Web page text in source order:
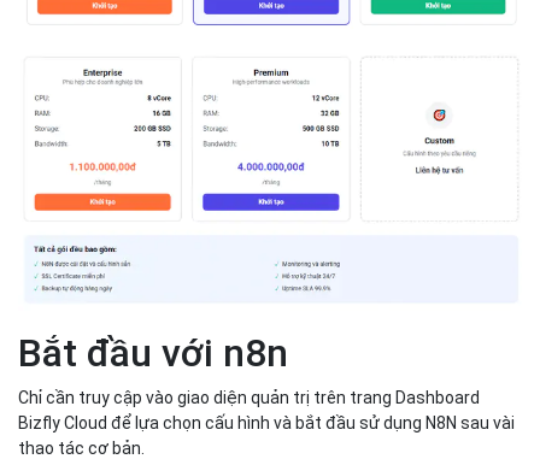
Bắt đầu với n8n
Chỉ cần truy cập vào giao diện quản trị trên trang Dashboard
Bizfly Cloud để lựa chọn cấu hình và bắt đầu sử dụng N8N sau vài
thao tác cơ bản.